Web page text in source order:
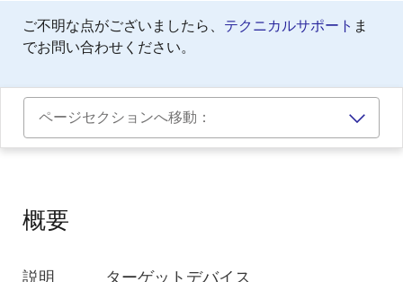
ご不明な点がございましたら、 テクニカルサポート ま
でお問い合わせください。
ページセクションへ移動：
概要
説明 ターゲットデバイス